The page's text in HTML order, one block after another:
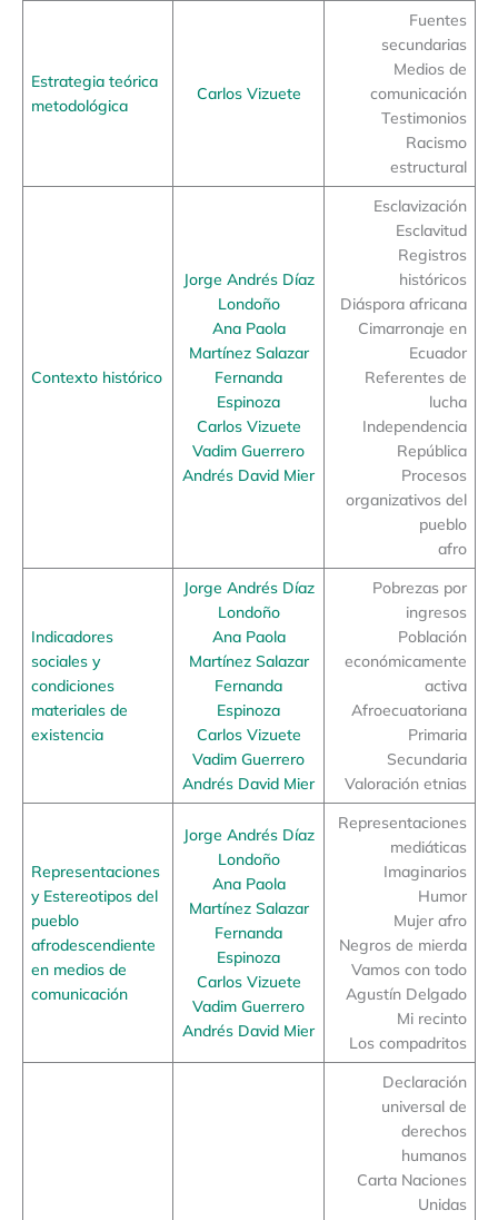
Estrategia teórica
metodológica
Carlos Vizuete
Fuentes
secundarias
Medios de
comunicación
Testimonios
Racismo
estructural
Contexto histórico
Jorge Andrés Díaz
Londoño
Ana Paola
Martínez Salazar
Fernanda
Espinoza
Carlos Vizuete
Vadim Guerrero
Andrés David Mier
Esclavización
Esclavitud
Registros
históricos
Diáspora africana
Cimarronaje en
Ecuador
Referentes de
lucha
Independencia
República
Procesos
organizativos del
pueblo
afro
Indicadores
sociales y
condiciones
materiales de
existencia
Jorge Andrés Díaz
Londoño
Ana Paola
Martínez Salazar
Fernanda
Espinoza
Carlos Vizuete
Vadim Guerrero
Andrés David Mier
Pobrezas por
ingresos
Población
económicamente
activa
Afroecuatoriana
Primaria
Secundaria
Valoración etnias
Representaciones
y Estereotipos del
pueblo
afrodescendiente
en medios de
comunicación
Jorge Andrés Díaz
Londoño
Ana Paola
Martínez Salazar
Fernanda
Espinoza
Carlos Vizuete
Vadim Guerrero
Andrés David Mier
Representaciones
mediáticas
Imaginarios
Humor
Mujer afro
Negros de mierda
Vamos con todo
Agustín Delgado
Mi recinto
Los compadritos
Declaración
universal de
derechos
humanos
Carta Naciones
Unidas